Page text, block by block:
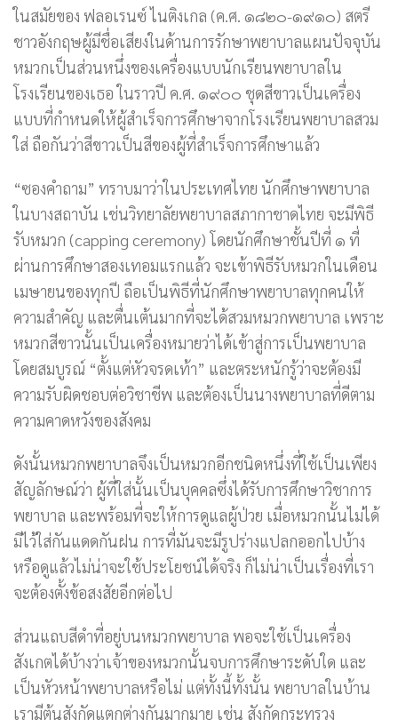
ในสมัยของ ฟลอเรนซ์ ไนติงเกล (ค.ศ. ๑๘๒๐-๑๙๑๐) สตรี
ชาวอังกฤษผู้มีชื่อเสียงในด้านการรักษาพยาบาลแผนปัจจุบัน
หมวกเป็นส่วนหนึ่งของเครื่องแบบนักเรียนพยาบาลใน
โรงเรียนของเธอ ในราวปี ค.ศ. ๑๙๐๐ ชุดสีขาวเป็นเครื่อง
แบบที่กำหนดให้ผู้สำเร็จการศึกษาจากโรงเรียนพยาบาลสวม
ใส่ ถือกันว่าสีขาวเป็นสีของผู้ที่สำเร็จการศึกษาแล้ว
“ซองคำถาม” ทราบมาว่าในประเทศไทย นักศึกษาพยาบาล
ในบางสถาบัน เช่นวิทยาลัยพยาบาลสภากาชาดไทย จะมีพิธี
รับหมวก (capping ceremony) โดยนักศึกษาชั้นปีที่ ๑ ที่
ผ่านการศึกษาสองเทอมแรกแล้ว จะเข้าพิธีรับหมวกในเดือน
เมษายนของทุกปี ถือเป็นพิธีที่นักศึกษาพยาบาลทุกคนให้
ความสำคัญ และตื่นเต้นมากที่จะได้สวมหมวกพยาบาล เพราะ
หมวกสีขาวนั้นเป็นเครื่องหมายว่าได้เข้าสู่การเป็นพยาบาล
โดยสมบูรณ์ “ตั้งแต่หัวจรดเท้า” และตระหนักรู้ว่าจะต้องมี
ความรับผิดชอบต่อวิชาชีพ และต้องเป็นนางพยาบาลที่ดีตาม
ความคาดหวังของสังคม
ดังนั้นหมวกพยาบาลจึงเป็นหมวกอีกชนิดหนึ่งที่ใช้เป็นเพียง
สัญลักษณ์ว่า ผู้ที่ใส่นั้นเป็นบุคคลซึ่งได้รับการศึกษาวิชาการ
พยาบาล และพร้อมที่จะให้การดูแลผู้ป่วย เมื่อหมวกนั้นไม่ได้
มีไว้ใส่กันแดดกันฝน การที่มันจะมีรูปร่างแปลกออกไปบ้าง
หรือดูแล้วไม่น่าจะใช้ประโยชน์ได้จริง ก็ไม่น่าเป็นเรื่องที่เรา
จะต้องตั้งข้อสงสัยอีกต่อไป
ส่วนแถบสีดำที่อยู่บนหมวกพยาบาล พอจะใช้เป็นเครื่อง
สังเกตได้บ้างว่าเจ้าของหมวกนั้นจบการศึกษาระดับใด และ
เป็นหัวหน้าพยาบาลหรือไม่ แต่ทั้งนี้ทั้งนั้น พยาบาลในบ้าน
เรามีต้นสังกัดแตกต่างกันมากมาย เช่น สังกัดกระทรวง